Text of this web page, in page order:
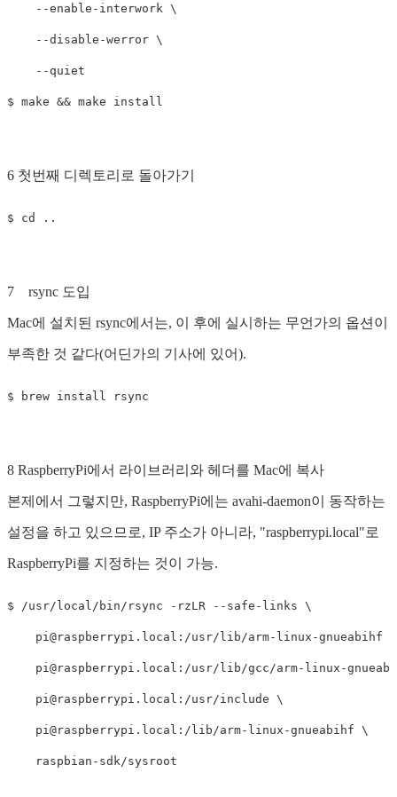
    --enable-interwork \
    --disable-werror \
    --quiet
6 첫번째 디렉토리로 돌아가기
7 rsync 도입
Mac에 설치된 rsync에서는, 이 후에 실시하는 무언가의 옵션이
부족한 것 같다(어딘가의 기사에 있어).
8 RaspberryPi에서 라이브러리와 헤더를 Mac에 복사
본제에서 그렇지만, RaspberryPi에는 avahi-daemon이 동작하는
설정을 하고 있으므로, IP 주소가 아니라, "raspberrypi.local"로
RaspberryPi를 지정하는 것이 가능.
$ /usr/local/bin/rsync -rzLR --safe-links \
pi@raspberrypi.local :/usr/lib/arm-linux-gnueabihf \
pi@raspberrypi.local :/usr/lib/gcc/arm-linux-
pi@raspberrypi.local :/usr/include \
pi@raspberrypi.local :/lib/arm-linux-gnueabihf \